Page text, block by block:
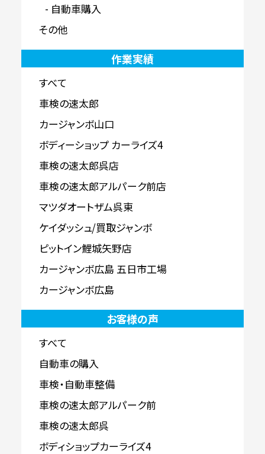
自動車購入
その他
作業実績
すべて
車検の速太郎
カージャンボ山口
ボディーショップ カーライズ4
車検の速太郎呉店
車検の速太郎アルパーク前店
マツダオートザム呉東
ケイダッシュ/買取ジャンボ
ピットイン鯉城矢野店
カージャンボ広島 五日市工場
カージャンボ広島
お客様の声
すべて
自動車の購入
車検・自動車整備
車検の速太郎アルパーク前
車検の速太郎呉
ボディショップカーライズ4